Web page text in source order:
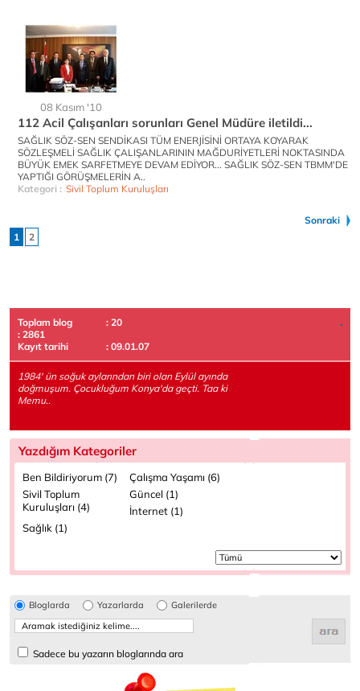
08 Kasım '10
112 Acil Çalışanları sorunları Genel Müdüre iletildi...
SAĞLIK SÖZ-SEN SENDİKASI TÜM ENERJİSİNİ ORTAYA KOYARAK
SÖZLEŞMELİ SAĞLIK ÇALIŞANLARININ MAĞDURİYETLERİ NOKTASINDA
BÜYÜK EMEK SARFETMEYE DEVAM EDİYOR... SAĞLIK SÖZ-SEN TBMM'DE
YAPTIĞI GÖRÜŞMELERİN A..
Kategori : Sivil Toplum Kuruluşları
Sonraki
1
2
Toplam blog
: 20
: 2861
Kayıt tarihi
: 09.01.07
1984' ün soğuk aylarından biri olan Eylül ayında
doğmuşum. Çocukluğum Konya'da geçti. Taa ki
Memu..
Yazdığım Kategoriler
Ben Bildiriyorum (7)
Çalışma Yaşamı (6)
Sivil Toplum
Kuruluşları (4)
Güncel (1)
İnternet (1)
Sağlık (1)
Bloglarda Yazarlarda Galerilerde
Sadece bu yazarın bloglarında ara